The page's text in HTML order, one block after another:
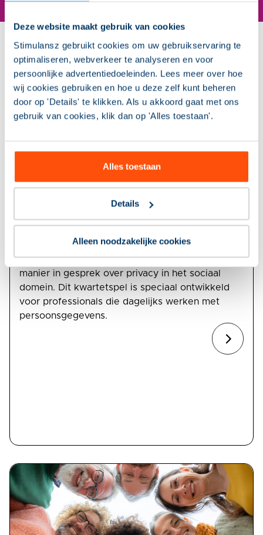
Deze website maakt gebruik van cookies
Stimulansz gebruikt cookies om uw gebruikservaring te
optimaliseren, webverkeer te analyseren en voor
persoonlijke advertentiedoeleinden. Lees meer over hoe
wij cookies gebruiken en hoe u deze zelf kunt beheren
door op 'Details' te klikken. Als u akkoord gaat met ons
gebruik van cookies, klik dan op 'Alles toestaan'.
Alles toestaan
Details
Alleen noodzakelijke cookies
Anderen bekeken ook
Het Stimulansz Privacykwartet
gaan leven in je team? Met Het Stimulansz
Privacykwartet ga je op een leuke en leerzame
manier in gesprek over privacy in het sociaal
domein. Dit kwartetspel is speciaal ontwikkeld
voor professionals die dagelijks werken met
persoonsgegevens.